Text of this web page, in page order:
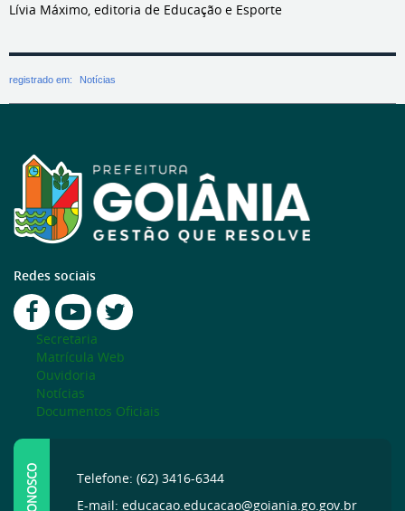
Lívia Máximo, editoria de Educação e Esporte
registrado em: Notícias
Redes sociais
Secretaria
Matrícula Web
Ouvidoria
Notícias
Documentos Oficiais
Telefone: (62) 3416-6344
E-mail: educacao.educacao@goiania.go.gov.br